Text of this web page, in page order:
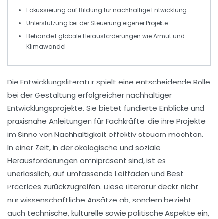
Fokussierung aufBildung für nachhaltige Entwicklung
Unterstützung bei der Steuerung eigener Projekte
Behandelt globale Herausforderungen wieArmutund
Klimawandel
Die Entwicklungsliteraturspielt eine entscheidende Rolle
bei der Gestaltung erfolgreichernachhaltiger
Entwicklungsprojekte. Sie bietet fundierte Einblicke und
praxisnahe Anleitungen für Fachkräfte, die ihre Projekte
im Sinne von Nachhaltigkeit effektiv steuern möchten.
In einer Zeit, in der ökologische und soziale
Herausforderungen omnipräsent sind, ist es
unerlässlich, auf umfassende Leitfäden und Best
Practices zurückzugreifen. Diese Literatur deckt nicht
nur wissenschaftliche Ansätze ab, sondern bezieht
auch technische, kulturelle sowie politische Aspekte ein,